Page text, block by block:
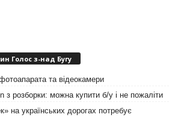
Голос з-над Бугу
та відеокамери
з розборки: можна купити б/у і не пожаліти
на українських дорогах потребує